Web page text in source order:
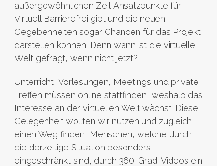
außergewöhnlichen Zeit Ansatzpunkte für
Virtuell Barrierefrei gibt und die neuen
Gegebenheiten sogar Chancen für das Projekt
darstellen können. Denn wann ist die virtuelle
Welt gefragt, wenn nicht jetzt?
Unterricht, Vorlesungen, Meetings und private
Treffen müssen online stattfinden, weshalb das
Interesse an der virtuellen Welt wächst. Diese
Gelegenheit wollten wir nutzen und zugleich
einen Weg finden, Menschen, welche durch
die derzeitige Situation besonders
eingeschränkt sind, durch 360-Grad-Videos ein